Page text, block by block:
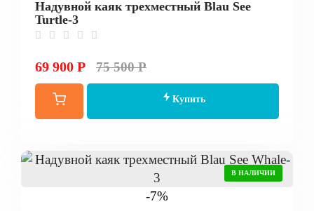
Надувной каяк трехместный Blau See
Turtle-3
69 900 Р 75 500 Р
Купить
-7%
В НАЛИЧИИ